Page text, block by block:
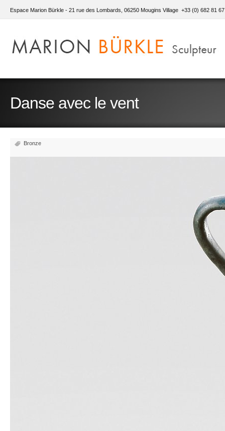
Espace Marion Bürkle - 21 rue des Lombards, 06250 Mougins Village +33 (0) 682 81
Danse avec le vent
Bronze